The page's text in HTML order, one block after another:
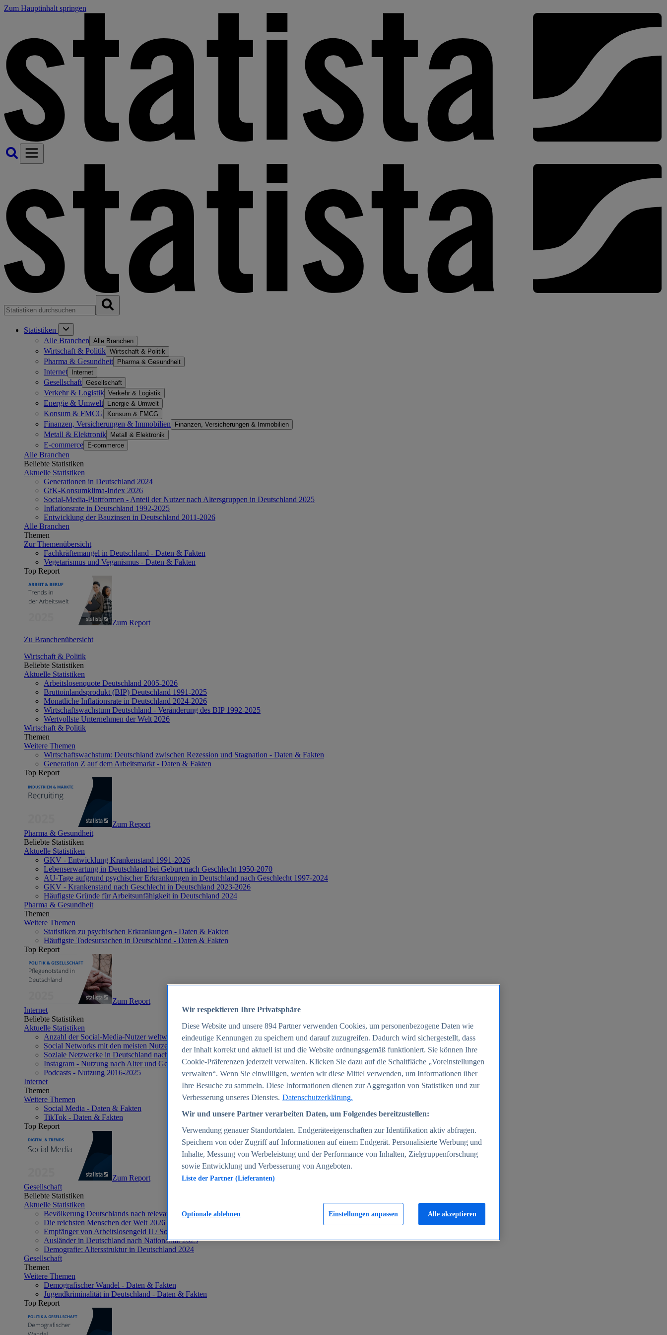
Zum Hauptinhalt springen
Statistiken
Alle Branchen Alle Branchen
Wirtschaft & Politik Wirtschaft & Politik
Pharma & Gesundheit Pharma & Gesundheit
Internet Internet
Gesellschaft Gesellschaft
Verkehr & Logistik Verkehr & Logistik
Energie & Umwelt Energie & Umwelt
Konsum & FMCG Konsum & FMCG
Finanzen, Versicherungen & Immobilien Finanzen, Versicherungen & Immobilien
Metall & Elektronik Metall & Elektronik
E-commerce E-commerce
Alle Branchen
Beliebte Statistiken
Aktuelle Statistiken
Generationen in Deutschland 2024
GfK-Konsumklima-Index 2026
Social-Media-Plattformen - Anteil der Nutzer nach Altersgruppen in Deutschland 2025
Inflationsrate in Deutschland 1992-2025
Entwicklung der Bauzinsen in Deutschland 2011-2026
Alle Branchen
Themen
Zur Themenübersicht
Fachkräftemangel in Deutschland - Daten & Fakten
Vegetarismus und Veganismus - Daten & Fakten
Top Report
Zum Report
Zu Branchenübersicht
Wirtschaft & Politik
Beliebte Statistiken
Aktuelle Statistiken
Arbeitslosenquote Deutschland 2005-2026
Bruttoinlandsprodukt (BIP) Deutschland 1991-2025
Monatliche Inflationsrate in Deutschland 2024-2026
Wirtschaftswachstum Deutschland - Veränderung des BIP 1992-2025
Wertvollste Unternehmen der Welt 2026
Wirtschaft & Politik
Themen
Weitere Themen
Wirtschaftswachstum: Deutschland zwischen Rezession und Stagnation - Daten & Fakten
Generation Z auf dem Arbeitsmarkt - Daten & Fakten
Top Report
Zum Report
Pharma & Gesundheit
Beliebte Statistiken
Aktuelle Statistiken
GKV - Entwicklung Krankenstand 1991-2026
Lebenserwartung in Deutschland bei Geburt nach Geschlecht 1950-2070
AU-Tage aufgrund psychischer Erkrankungen in Deutschland nach Geschlecht 1997-2024
GKV - Krankenstand nach Geschlecht in Deutschland 2023-2026
Häufigste Gründe für Arbeitsunfähigkeit in Deutschland 2024
Pharma & Gesundheit
Themen
Weitere Themen
Statistiken zu psychischen Erkrankungen - Daten & Fakten
Häufigste Todesursachen in Deutschland - Daten & Fakten
Top Report
Zum Report
Internet
Beliebte Statistiken
Aktuelle Statistiken
Anzahl der Social-Media-Nutzer weltweit 2012-2025
Social Networks mit den meisten Nutzern weltweit 2025
Soziale Netzwerke in Deutschland nach Generationen 2025
Instagram - Nutzung nach Alter und Geschlecht in Deutschland 2025
Podcasts - Nutzung 2016-2025
Internet
Themen
Weitere Themen
Social Media - Daten & Fakten
TikTok - Daten & Fakten
Top Report
Zum Report
Gesellschaft
Beliebte Statistiken
Aktuelle Statistiken
Bevölkerung Deutschlands nach relevanten Altersgruppen 2024
Die reichsten Menschen der Welt 2026
Empfänger von Arbeitslosengeld II / Sozialgeld / Bürgergeld in Deutschland 2005-2025
Ausländer in Deutschland nach Nationalität 2025
Demografie: Altersstruktur in Deutschland 2024
Gesellschaft
Themen
Weitere Themen
Demografischer Wandel - Daten & Fakten
Jugendkriminalität in Deutschland - Daten & Fakten
Top Report
Wir respektieren Ihre Privatsphäre
Diese Website und unsere 894 Partner verwenden Cookies, um personenbezogene Daten wie
eindeutige Kennungen zu speichern und darauf zuzugreifen. Dadurch wird sichergestellt, dass
der Inhalt korrekt und aktuell ist und die Website ordnungsgemäß funktioniert. Sie können Ihre
Cookie-Präferenzen jederzeit verwalten. Klicken Sie dazu auf die Schaltfläche „Voreinstellungen
verwalten“. Wenn Sie einwilligen, werden wir diese Mittel verwenden, um Informationen über
Ihre Besuche zu sammeln. Diese Informationen dienen zur Aggregation von Statistiken und zur
Verbesserung unseres Dienstes. Datenschutzerklärung.
Wir und unsere Partner verarbeiten Daten, um Folgendes bereitzustellen:
Verwendung genauer Standortdaten. Endgeräteeigenschaften zur Identifikation aktiv abfragen.
Speichern von oder Zugriff auf Informationen auf einem Endgerät. Personalisierte Werbung und
Inhalte, Messung von Werbeleistung und der Performance von Inhalten, Zielgruppenforschung
sowie Entwicklung und Verbesserung von Angeboten.
Liste der Partner (Lieferanten)
Einstellungen anpassen
Optionale ablehnen Alle akzeptieren